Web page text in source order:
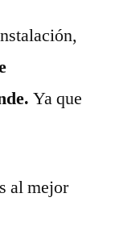
Ya que
al mejor